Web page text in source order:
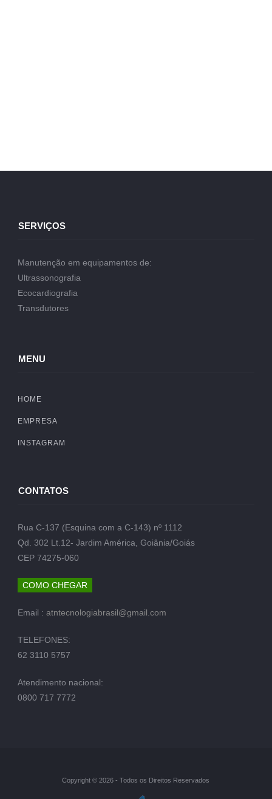
SERVIÇOS
Manutenção em equipamentos de:
Ultrassonografia
Ecocardiografia
Transdutores
MENU
HOME
EMPRESA
INSTAGRAM
CONTATOS
Rua C-137 (Esquina com a C-143) nº 1112
Qd. 302 Lt.12- Jardim América, Goiânia/Goiás
CEP 74275-060
COMO CHEGAR
Email : atntecnologiabrasil@gmail.com
TELEFONES:
62 3110 5757
Atendimento nacional:
0800 717 7772
Copyright © 2026 - Todos os Direitos Reservados